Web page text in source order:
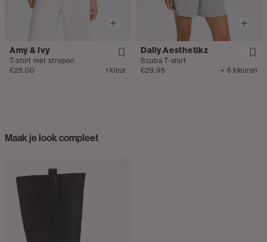
Amy & Ivy
T-shirt met strepen
€25.00
1 kleur
Daily Aesthetikz
Scuba T-shirt
€29.95
+ 6 kleuren
Maak je look compleet